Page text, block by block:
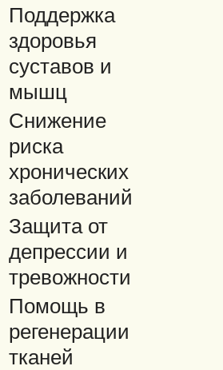
Поддержка
здоровья
суставов и
мышц
Снижение
риска
хронических
заболеваний
Защита от
депрессии и
тревожности
Помощь в
регенерации
тканей